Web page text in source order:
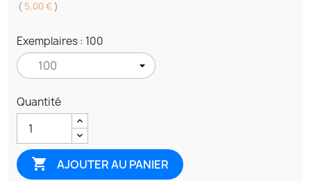
( 5,00 € )
Exemplaires : 100
Quantité
 AJOUTER AU PANIER